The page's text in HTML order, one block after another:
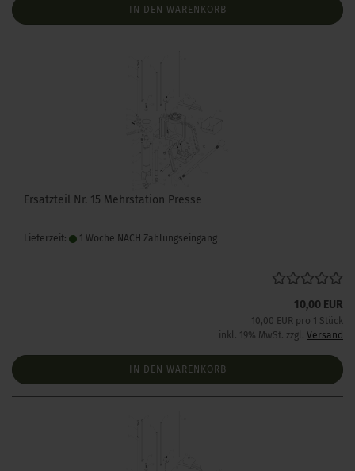
IN DEN WARENKORB
Ersatzteil Nr. 15 Mehrstation Presse
Lieferzeit: 1 Woche NACH Zahlungseingang
10,00 EUR
10,00 EUR pro 1 Stück
inkl. 19% MwSt. zzgl. Versand
IN DEN WARENKORB